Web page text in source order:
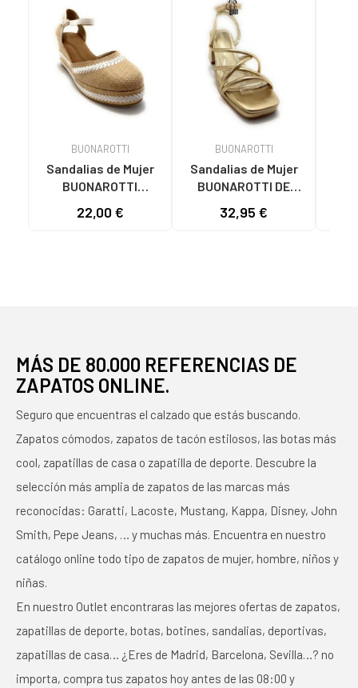
BUONAROTTI
Sandalias de Mujer
BUONAROTTI
LINO HEBILLA BEIGE
22,00 €
BUONAROTTI
Sandalias de Mujer
BUONAROTTI DE
TACÓN ANCHO
32,95 €
MÁS DE 80.000 REFERENCIAS DE
ZAPATOS ONLINE.
Seguro que encuentras el calzado que estás buscando.
Zapatos cómodos, zapatos de tacón estilosos, las botas más
cool, zapatillas de casa o zapatilla de deporte. Descubre la
selección más amplia de zapatos de las marcas más
reconocidas: Garatti, Lacoste, Mustang, Kappa, Disney, John
Smith, Pepe Jeans, … y muchas más. Encuentra en nuestro
catálogo online todo tipo de zapatos de mujer, hombre, niños y
niñas.
En nuestro Outlet encontraras las mejores ofertas de zapatos,
zapatillas de deporte, botas, botines, sandalias, deportivas,
zapatillas de casa… ¿Eres de Madrid, Barcelona, Sevilla…? no
importa, compra tus zapatos hoy antes de las 08:00 y